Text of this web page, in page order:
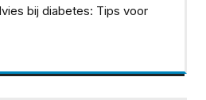
bij diabetes: Tips voor